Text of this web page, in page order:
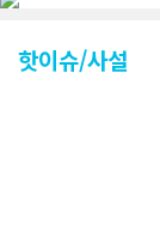
핫이슈/사설